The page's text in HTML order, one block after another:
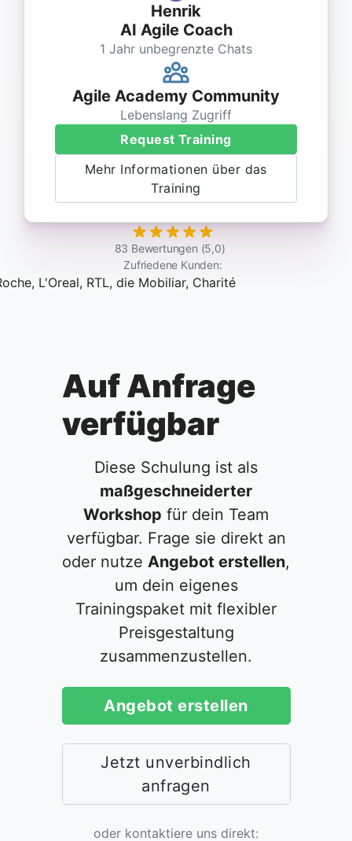
Henrik
AI Agile Coach
1 Jahr unbegrenzte Chats
Agile Academy Community
Lebenslang Zugriff
Request Training
Mehr Informationen über das
Training
83 Bewertungen (5,0)
Zufriedene Kunden:
Auf Anfrage
verfügbar
Diese Schulung ist als
maßgeschneiderter
Workshop für dein Team
verfügbar. Frage sie direkt an
oder nutze Angebot erstellen,
um dein eigenes
Trainingspaket mit flexibler
Preisgestaltung
zusammenzustellen.
Angebot erstellen
Jetzt unverbindlich
anfragen
oder kontaktiere uns direkt: